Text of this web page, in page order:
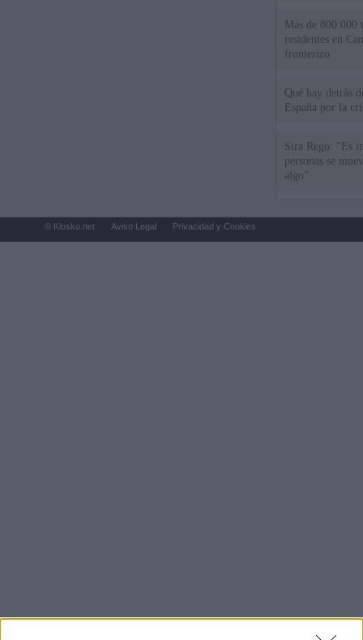
Más de 800.000
residentes en
fronterizo
Qué hay detrás
España por la
Sira Rego: "Es
personas se
algo"
© Kiosko.net Aviso Legal Privacidad y Cookies